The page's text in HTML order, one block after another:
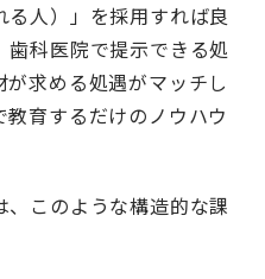
人）」を採用すれば良
科医院で提示できる処
求める処遇がマッチし
育するだけのノウハウ
このような構造的な課